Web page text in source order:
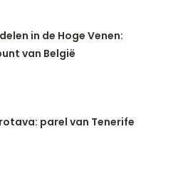
in de Hoge Venen:
van België
parel van Tenerife